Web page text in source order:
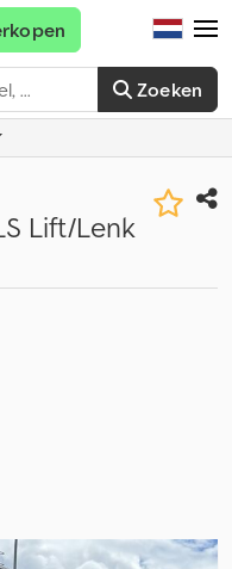
Zoeken
Lift/Lenk